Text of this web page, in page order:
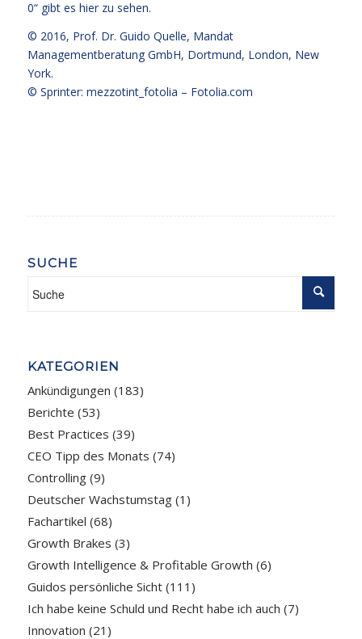
0“ gibt es hier zu sehen.
© 2016, Prof. Dr. Guido Quelle, Mandat
Managementberatung GmbH, Dortmund, London, New
York.
© Sprinter: mezzotint_fotolia – Fotolia.com
SUCHE
KATEGORIEN
Ankündigungen (183)
Berichte (53)
Best Practices (39)
CEO Tipp des Monats (74)
Controlling(9)
Deutscher Wachstumstag(1)
Fachartikel (68)
Growth Brakes (3)
Growth Intelligence & Profitable Growth (6)
Guidos persönliche Sicht(111)
Ich habe keine Schuld und Recht habe ich auch (7)
Innovation (21)